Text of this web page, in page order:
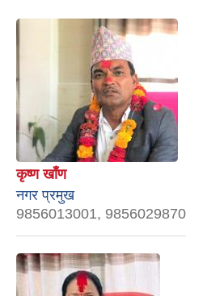
कृष्ण खाँण
नगर प्रमुख
9856013001, 9856029870